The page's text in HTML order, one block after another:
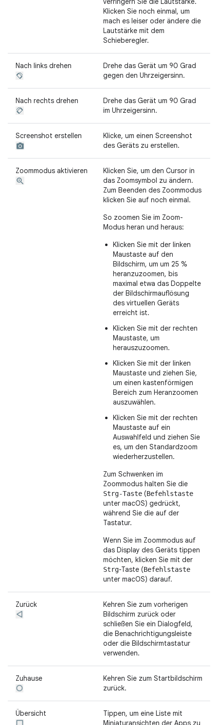
Klicken Sie noch einmal, um
mach es leiser oder ändere die
Lautstärke mit dem
Schieberegler.
Nach links drehen
Drehe das Gerät um 90 Grad
gegen den Uhrzeigersinn.
Nach rechts drehen
Drehe das Gerät um 90 Grad
im Uhrzeigersinn.
Screenshot erstellen
Klicke, um einen Screenshot
des Geräts zu erstellen.
Zoommodus aktivieren
Klicken Sie, um den Cursor in
das Zoomsymbol zu ändern.
Zum Beenden des Zoommodus
klicken Sie auf noch einmal.
So zoomen Sie im Zoom-
Modus heran und heraus:
Klicken Sie mit der linken
Maustaste auf den
Bildschirm, um um 25 %
heranzuzoomen, bis
maximal etwa das Doppelte
der Bildschirmauflösung
des virtuellen Geräts
erreicht ist.
Klicken Sie mit der rechten
Maustaste, um
herauszuzoomen.
Klicken Sie mit der linken
Maustaste und ziehen Sie,
um einen kastenförmigen
Bereich zum Heranzoomen
auszuwählen.
Klicken Sie mit der rechten
Maustaste auf ein
Auswahlfeld und ziehen Sie
es, um den Standardzoom
wiederherzustellen.
Zum Schwenken im
Zoommodus halten Sie die
Strg-Taste (Befehlstaste
unter macOS) gedrückt,
während Sie die auf der
Tastatur.
Wenn Sie im Zoommodus auf
das Display des Geräts tippen
möchten, klicken Sie mit der
Strg-Taste (Befehlstaste
unter macOS) darauf.
Zurück
Kehren Sie zum vorherigen
Bildschirm zurück oder
schließen Sie ein Dialogfeld,
die Benachrichtigungsleiste
oder die Bildschirmtastatur
verwenden.
Zuhause
Kehren Sie zum Startbildschirm
zurück.
Übersicht
Tippen, um eine Liste mit
Miniaturansichten der Apps zu